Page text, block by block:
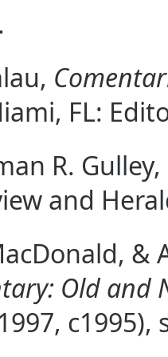
FL:
R. Gulley,
and
&
Old and
c1995),